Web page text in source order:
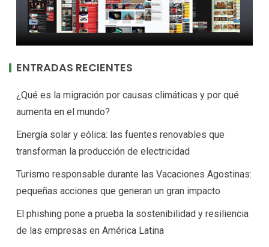
ENTRADAS RECIENTES
¿Qué es la migración por causas climáticas y por qué
aumenta en el mundo?
Energía solar y eólica: las fuentes renovables que
transforman la producción de electricidad
Turismo responsable durante las Vacaciones Agostinas:
pequeñas acciones que generan un gran impacto
El phishing pone a prueba la sostenibilidad y resiliencia
de las empresas en América Latina